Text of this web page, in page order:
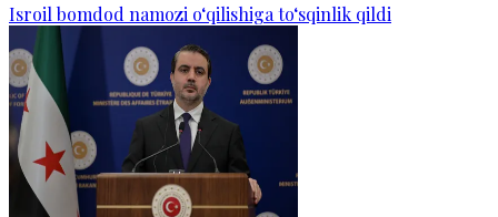
Isroil bomdod namozi o‘qilishiga to‘sqinlik qildi